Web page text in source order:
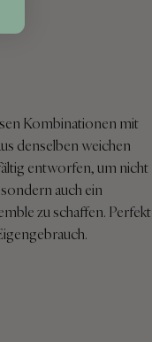
Kombinationen mit
denselben weichen
entworfen, um nicht
auch ein
zu schaffen. Perfekt